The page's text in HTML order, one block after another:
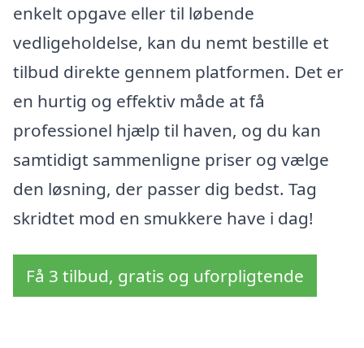
enkelt opgave eller til løbende
vedligeholdelse, kan du nemt bestille et
tilbud direkte gennem platformen. Det er
en hurtig og effektiv måde at få
professionel hjælp til haven, og du kan
samtidigt sammenligne priser og vælge
den løsning, der passer dig bedst. Tag
skridtet mod en smukkere have i dag!
Få 3 tilbud, gratis og uforpligtende